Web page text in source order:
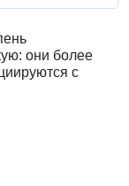
они более
с